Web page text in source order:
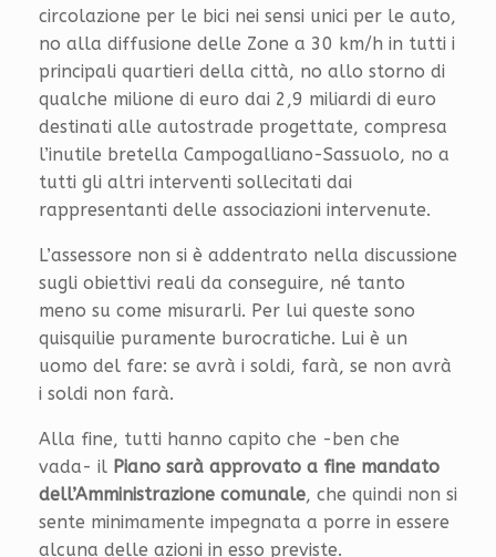
circolazione per le bici nei sensi unici per le auto,
no alla diffusione delle Zone a 30 km/h in tutti i
principali quartieri della città, no allo storno di
qualche milione di euro dai 2,9 miliardi di euro
destinati alle autostrade progettate, compresa
l’inutile bretella Campogalliano-Sassuolo, no a
tutti gli altri interventi sollecitati dai
rappresentanti delle associazioni intervenute.
L’assessore non si è addentrato nella discussione
sugli obiettivi reali da conseguire, né tanto
meno su come misurarli. Per lui queste sono
quisquilie puramente burocratiche. Lui è un
uomo del fare: se avrà i soldi, farà, se non avrà
i soldi non farà.
Alla fine, tutti hanno capito che -ben che
vada- il Piano sarà approvato a fine mandato
dell’Amministrazione comunale, che quindi non si
sente minimamente impegnata a porre in essere
alcuna delle azioni in esso previste.